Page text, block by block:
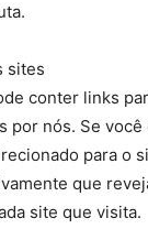
sites
conter links
por nós. Se
para o
que
site que visita.